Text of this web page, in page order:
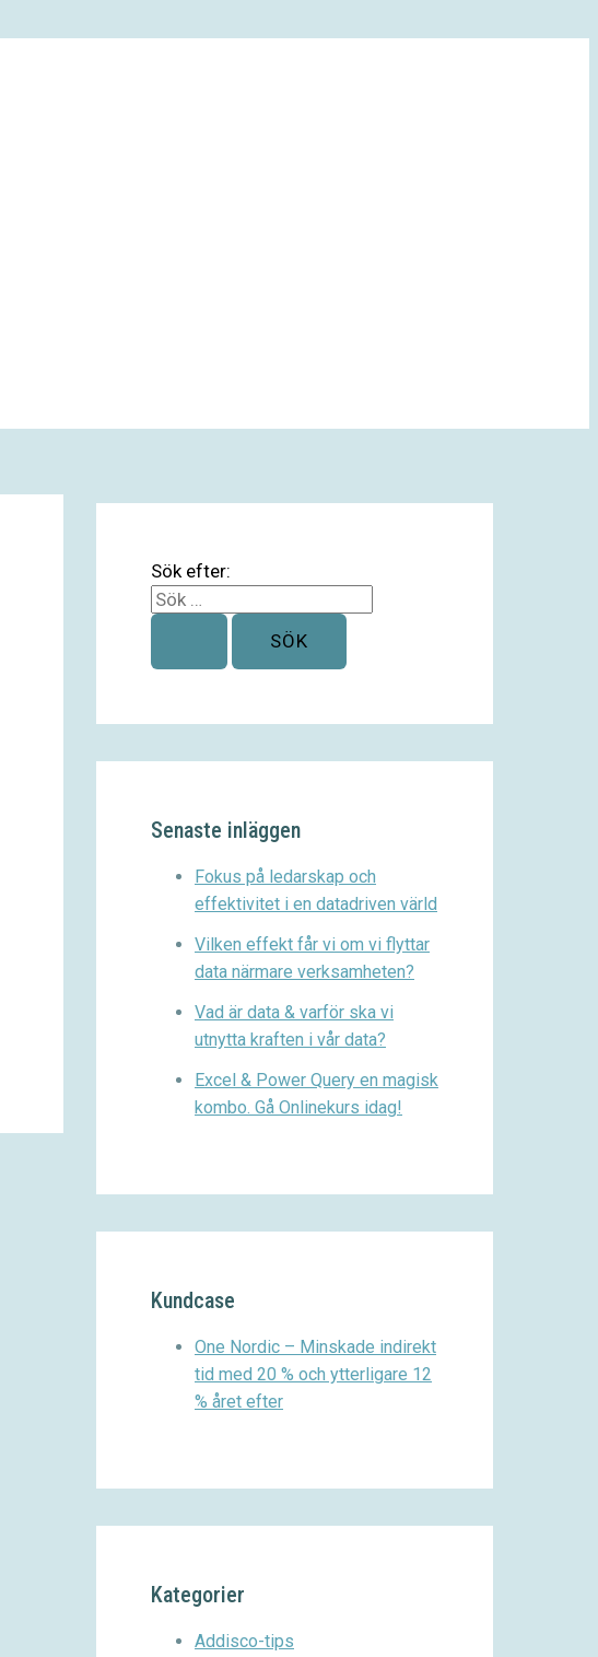
Sök efter:
Senaste inläggen
Fokus på ledarskap och
effektivitet i en datadriven värld
Vilken effekt får vi om vi flyttar
data närmare verksamheten?
Vad är data & varför ska vi
utnytta kraften i vår data?
Excel & Power Query en magisk
kombo. Gå Onlinekurs idag!
Kundcase
One Nordic – Minskade indirekt
tid med 20 % och ytterligare 12
% året efter
Kategorier
Addisco-tips